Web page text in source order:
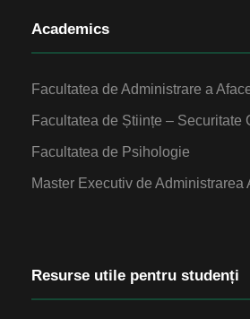
Academics
Facultatea de Administrare a
Facultatea de Științe – Securitate
Facultatea de Psihologie
Master Executiv de Administrarea
Resurse utile pentru studenți